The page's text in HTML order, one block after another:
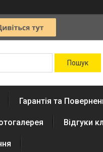
Гарантія та
Відгуки